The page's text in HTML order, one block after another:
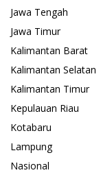
Jawa Tengah
Jawa Timur
Kalimantan Barat
Kalimantan Selatan
Kalimantan Timur
Kepulauan Riau
Kotabaru
Lampung
Nasional